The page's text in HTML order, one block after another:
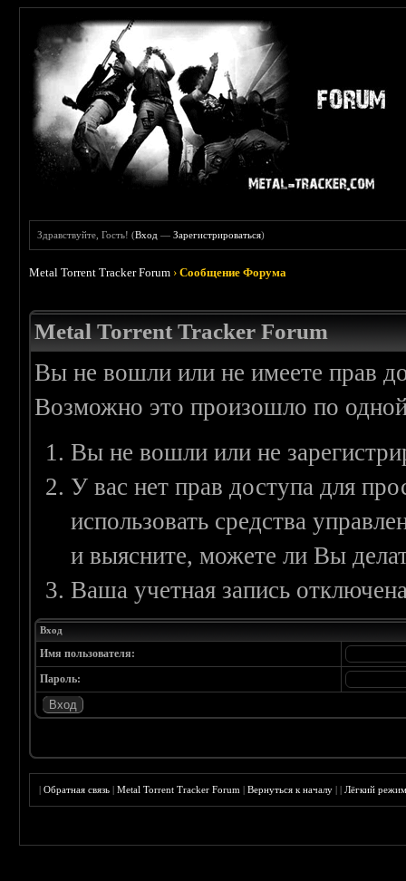
Здравствуйте, Гость! (Вход —Зарегистрироваться)
Metal Torrent Tracker Forum ›Сообщение Форума
Metal Torrent Tracker Forum
Вы не вошли или не имеете прав
Возможно это произошло по
Вы не вошли или не
У вас нет прав доступа для
использовать средства
и выясните, можете ли Вы
Ваша учетная запись
Вход
Имя пользователя:
Пароль:
|Обратная связь |Metal Torrent Tracker Forum |Вернуться к началу ||Лёгкий